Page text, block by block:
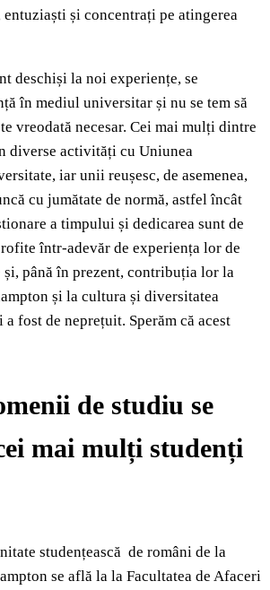
și concentrați pe atingerea
deschiși la noi experiențe, se
în mediul universitar și nu se tem să
vreodată necesar. Cei mai mulți dintre
diverse activități cu Uniunea
iar unii reușesc, de asemenea,
cu jumătate de normă, astfel încât
a timpului și dedicarea sunt de
într-adevăr de experiența lor de
până în prezent, contribuția lor la
și la cultura și diversitatea
fost de neprețuit. Sperăm că acest
de studiu se
mai mulți studenți
studențească de români de la
se află la la Facultatea de Afaceri